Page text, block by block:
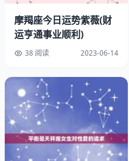
摩羯座今日运势紫薇(财
运亨通事业顺利)
38 阅读 2023-06-14